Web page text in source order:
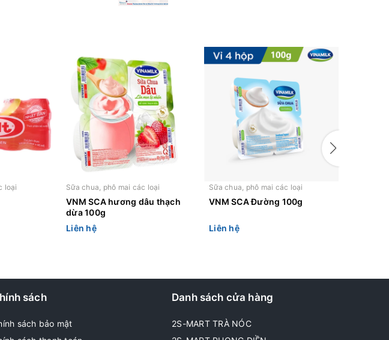
loại Sữa chua, phô mai các loại
VNM SCA hương dâu thạch
dừa 100g
Liên hệ
Sữa chua, phô mai các loại
VNM SCA Đường 100g
Liên hệ
sách
sách bảo mật
Danh sách cửa hàng
2S-MART TRÀ NÓC